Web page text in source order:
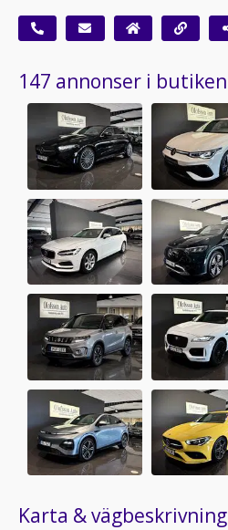
147 annonser i butiken
Karta & vägbeskrivning